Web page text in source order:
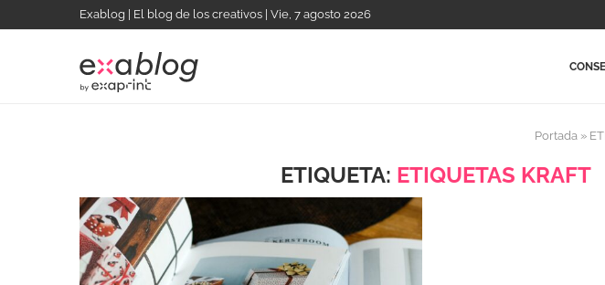
Exablog | El blog de los creativos | Vie, 7 agosto 2026
Portada»
ETIQUETA: ETIQUETAS KRAFT